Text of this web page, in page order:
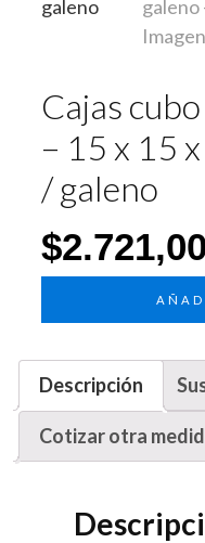
Cajas
– 15 x 15
/ galeno
$2.721,00
Descripción
Cotizar otra